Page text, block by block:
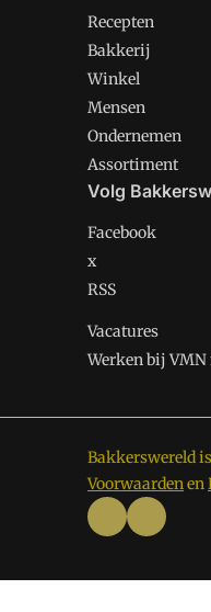
Recepten
Bakkerij
Winkel
Mensen
Ondernemen
Assortiment
Volg
Facebook
x
RSS
Vacatures
Werken bij VMN
Bakkerswereld
Voorwaardenen